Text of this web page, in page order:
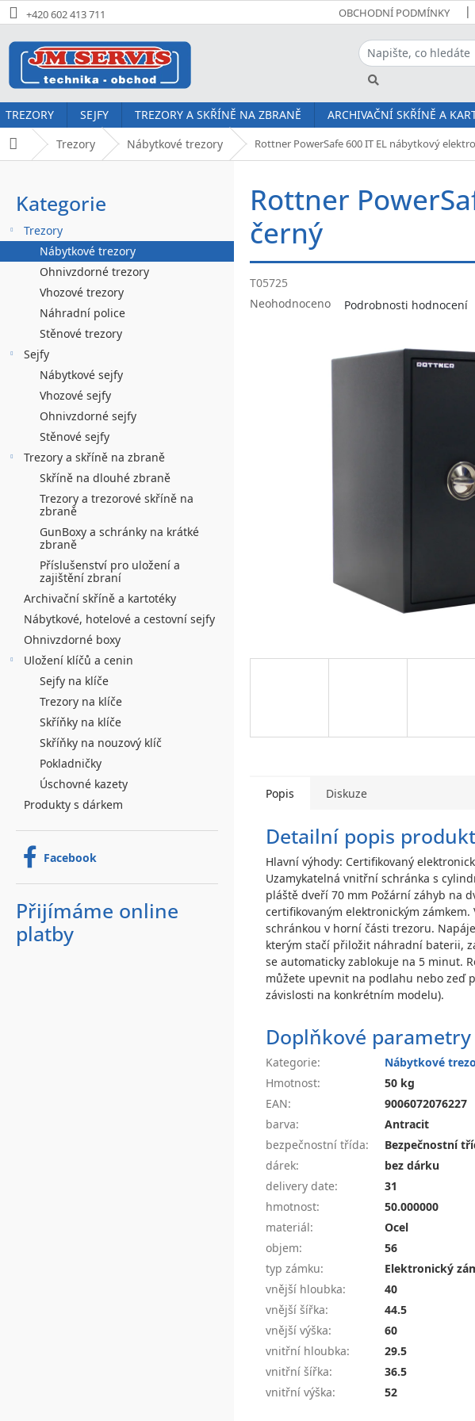
Přejít
na
obsah
+420 602 413 711 OBCHODNÍ PODMÍNKY
TREZORY SEJFY TREZORY A SKŘÍNĚ NA ZBRANĚ ARCHIVAČNÍ SKŘÍNĚ A
Domů Trezory Nábytkové trezory Rottner PowerSafe 600 IT EL nábytkový
t
n
n
Přeskočit
kategorie
Kategorie
Trezory
Nábytkové trezory
Ohnivzdorné trezory
Vhozové trezory
Náhradní police
Stěnové trezory
Sejfy
Nábytkové sejfy
Vhozové sejfy
Ohnivzdorné sejfy
Stěnové sejfy
Trezory a skříně na zbraně
Skříně na dlouhé zbraně
Trezory a trezorové skříně na
zbraně
GunBoxy a schránky na krátké
zbraně
Příslušenství pro uložení a
zajištění zbraní
Archivační skříně a kartotéky
Nábytkové, hotelové a cestovní sejfy
Ohnivzdorné boxy
Uložení klíčů a cenin
Sejfy na klíče
Trezory na klíče
Skříňky na klíče
Skříňky na nouzový klíč
Pokladničky
Úschovné kazety
Produkty s dárkem
Facebook
Přijímáme online
platby
Rottner
černý
T05725
Průměrné
Neohodnoceno Podrobnosti hodnocení
Popis Diskuze
Detailní popis
Hlavní výhody: Certifikovaný
Uzamykatelná vnitřní schránka s
pláště dveří 70 mm Požární záhyb na
certifikovaným elektronickým
schránkou v horní části trezoru.
kterým stačí přiložit náhradní baterii,
se automaticky zablokuje na 5 minut.
můžete upevnit na podlahu nebo zeď
závislosti na konkrétním modelu).
Doplňkové parametry
Kategorie:
Nábytkové
Hmotnost:
50 kg
EAN:
9006072076227
barva:
Antracit
bezpečnostní třída:
Bezpečnostní
dárek:
bez dárku
delivery date:
31
hmotnost:
50.000000
materiál:
Ocel
objem:
56
typ zámku:
Elektronický
vnější hloubka:
40
vnější šířka:
44.5
vnější výška:
60
vnitřní hloubka:
29.5
vnitřní šířka:
36.5
vnitřní výška: 52